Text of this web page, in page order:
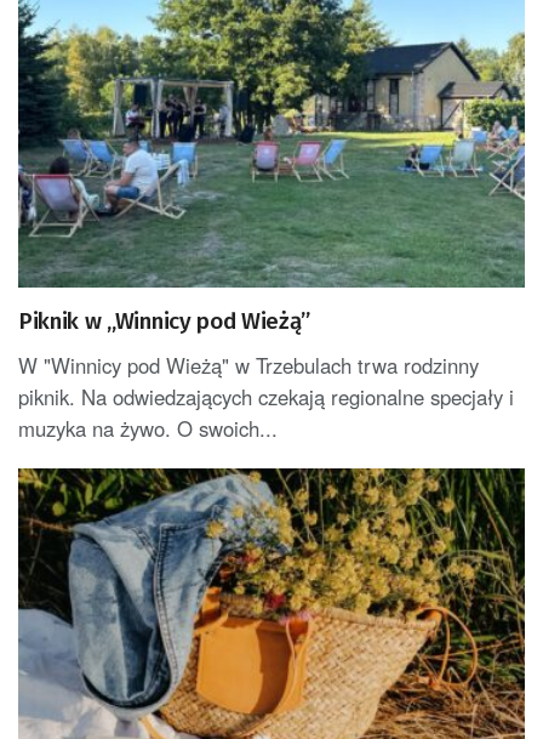
Piknik w „Winnicy pod Wieżą”
W "Winnicy pod Wieżą" w Trzebulach trwa rodzinny
piknik. Na odwiedzających czekają regionalne specjały i
muzyka na żywo. O swoich...